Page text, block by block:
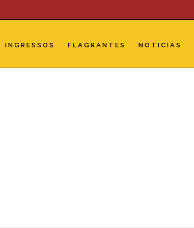
INGRESSOS FLAGRANTES NOTICIAS